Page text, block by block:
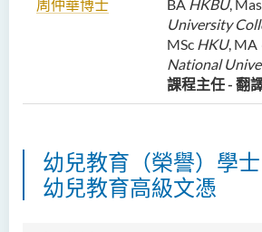
周仲華博士 BA HKBU,
University
MSc HKU, MA
National
課程主任 - 翻
幼兒教育（榮譽）學士
幼兒教育高級文憑
幼稚園教師
程 - 基本課程
機器翻譯譯
全港中學翻